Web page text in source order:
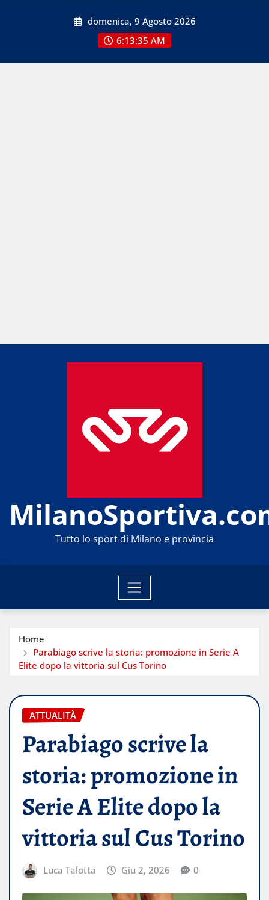
domenica, 9 Agosto 2026
6:13:37 AM
Tutto lo sport di Milano e provincia
Home
Parabiago scrive la storia: promozione in Serie A
Elite dopo la vittoria sul Cus Torino
ATTUALITÀ
Parabiago scrive la
storia: promozione in
Serie A Elite dopo la
vittoria sul Cus Torino
Luca Talotta Giu 2, 2026 0